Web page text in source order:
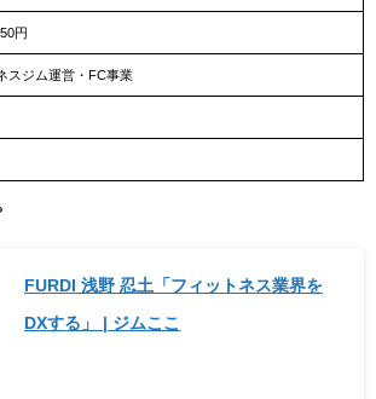
円
スジム運営・FC事業
FURDI 浅野 忍土「フィットネス業界を
DXする」 | ジムここ